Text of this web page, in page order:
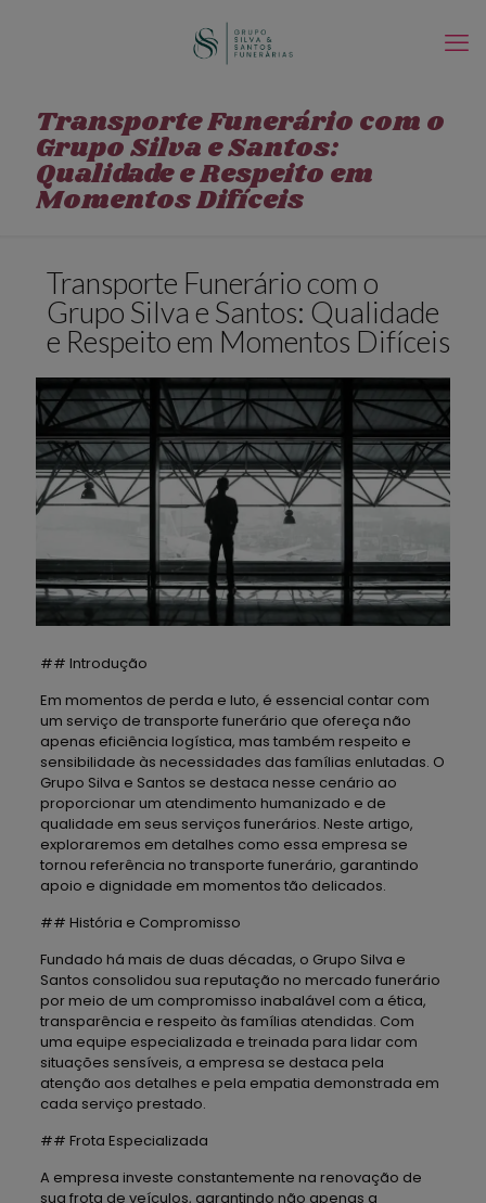
Transporte Funerário com o
Grupo Silva e Santos:
Qualidade e Respeito em
Momentos Difíceis
Transporte Funerário com o
Grupo Silva e Santos: Qualidade
e Respeito em Momentos Difíceis
## Introdução
Em momentos de perda e luto, é essencial contar com
um serviço de transporte funerário que ofereça não
apenas eficiência logística, mas também respeito e
sensibilidade às necessidades das famílias enlutadas. O
Grupo Silva e Santos se destaca nesse cenário ao
proporcionar um atendimento humanizado e de
qualidade em seus serviços funerários. Neste artigo,
exploraremos em detalhes como essa empresa se
tornou referência no transporte funerário, garantindo
apoio e dignidade em momentos tão delicados.
## História e Compromisso
Fundado há mais de duas décadas, o Grupo Silva e
Santos consolidou sua reputação no mercado funerário
por meio de um compromisso inabalável com a ética,
transparência e respeito às famílias atendidas. Com
uma equipe especializada e treinada para lidar com
situações sensíveis, a empresa se destaca pela
atenção aos detalhes e pela empatia demonstrada em
cada serviço prestado.
## Frota Especializada
A empresa investe constantemente na renovação de
sua frota de veículos, garantindo não apenas a